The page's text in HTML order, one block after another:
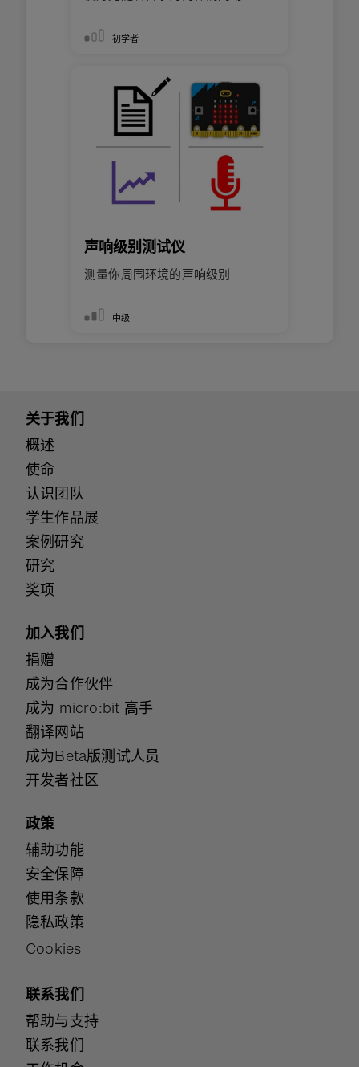
初学者
声响级别测试仪
测量你周围环境的声响级别
中级
关于我们
概述
使命
认识团队
学生作品展
案例研究
研究
奖项
加入我们
捐赠
成为合作伙伴
成为 micro:bit 高手
翻译网站
成为Beta版测试人员
开发者社区
政策
辅助功能
安全保障
使用条款
隐私政策
Cookies
联系我们
帮助与支持
联系我们